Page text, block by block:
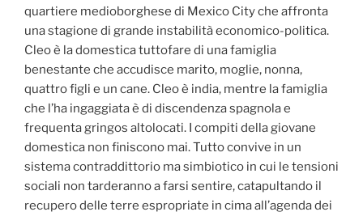
quartiere medioborghese di Mexico City che affronta
una stagione di grande instabilità economico-politica.
Cleo è la domestica tuttofare di una famiglia
benestante che accudisce marito, moglie, nonna,
quattro figli e un cane. Cleo è india, mentre la famiglia
che l’ha ingaggiata è di discendenza spagnola e
frequenta gringos altolocati. I compiti della giovane
domestica non finiscono mai. Tutto convive in un
sistema contraddittorio ma simbiotico in cui le tensioni
sociali non tarderanno a farsi sentire, catapultando il
recupero delle terre espropriate in cima all’agenda dei